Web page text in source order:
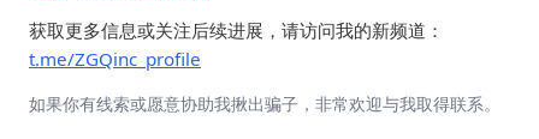
获取更多信息或关注后续进展，请访问我的新频道：
t.me/ZGQinc_profile
如果你有线索或愿意协助我揪出骗子，非常欢迎与我取得联系。